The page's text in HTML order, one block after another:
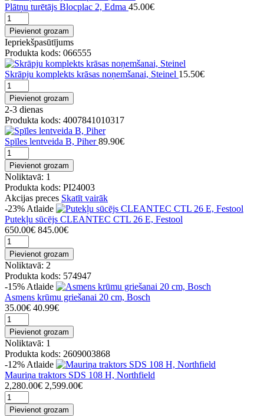
Plātņu turētājs Blocplac 2, Edma 45.00€
Pievienot grozam
Iepriekšpasūtījums
Produkta kods: 066555
Skrāpju komplekts krāsas noņemšanai, Steinel 15.50€
Pievienot grozam
2-3 dienas
Produkta kods: 4007841010317
Spīles lentveida B, Piher 89.90€
Pievienot grozam
Noliktavā: 1
Produkta kods: PI24003
Akcijas preces Skatīt vairāk
-23% Atlaide
Putekļu sūcējs CLEANTEC CTL 26 E, Festool
650.00€ 845.00€
Pievienot grozam
Noliktavā: 2
Produkta kods: 574947
-15% Atlaide
Asmens krūmu griešanai 20 cm, Bosch
35.00€ 40.99€
Pievienot grozam
Noliktavā: 1
Produkta kods: 2609003868
-12% Atlaide
Mauriņa traktors SDS 108 H, Northfield
2,280.00€ 2,599.00€
Pievienot grozam